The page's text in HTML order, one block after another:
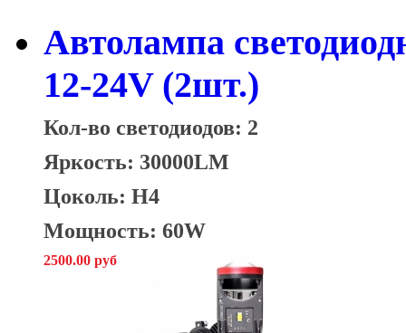
Автолампа
12-24V (2шт.)
Кол-во светодиодов: 2
Яркость: 30000LM
Цоколь: H4
Мощность: 60W
2500.00 руб